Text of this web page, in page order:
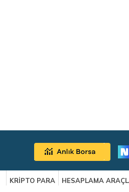
KRİPTO PARA
HESAPLAMA